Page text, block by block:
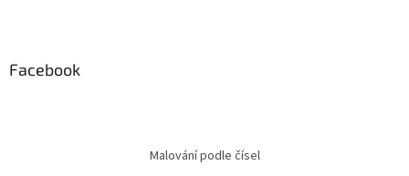
Facebook
Malování podle čísel